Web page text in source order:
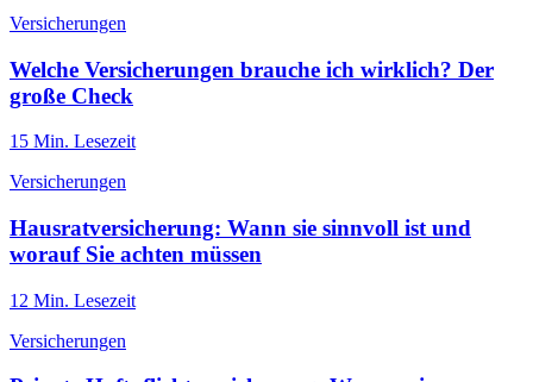
Versicherungen
Welche Versicherungen brauche ich wirklich? Der
große Check
15 Min. Lesezeit
Versicherungen
Hausratversicherung: Wann sie sinnvoll ist und
worauf Sie achten müssen
12 Min. Lesezeit
Versicherungen